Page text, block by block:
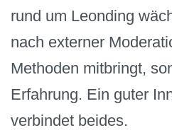
rund um Leonding
nach externer
Methoden mitbringt,
Erfahrung. Ein guter
verbindet beides.